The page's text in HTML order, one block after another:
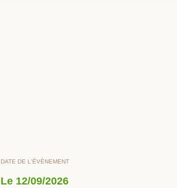
DATE DE L'ÉVÈNEMENT
Le 12/09/2026